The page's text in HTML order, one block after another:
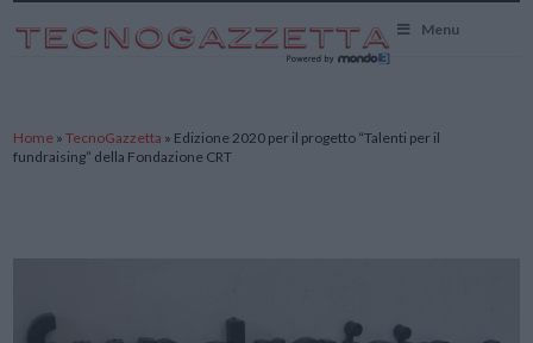
Menu
Home »TecnoGazzetta » Edizione 2020 per il progetto “Talenti per il
fundraising” della Fondazione CRT